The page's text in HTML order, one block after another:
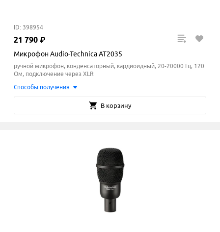
ID: 398954
21 790 ₽
Микрофон Audio-Technica AT2035
ручной микрофон, конденсаторный, кардиоидный, 20-20000 Гц, 120
Ом, подключение через XLR
Способы получения
В корзину